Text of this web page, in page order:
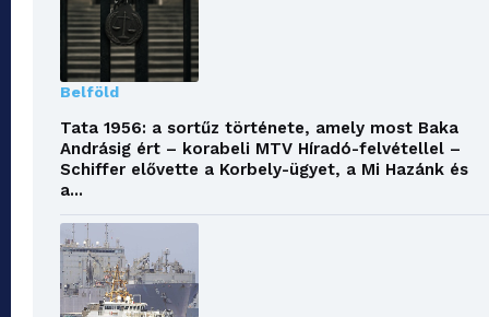
Belföld
Tata 1956: a sortűz története, amely most Baka
Andrásig ért – korabeli MTV Híradó-felvétellel –
Schiffer elővette a Korbely-ügyet, a Mi Hazánk és
a...